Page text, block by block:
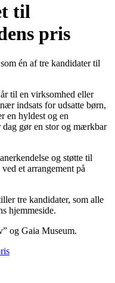
til
pris
én af tre kandidater til
til en virksomhed eller
indsats for udsatte børn,
en hyldest og en
dag gør en stor og mærkbar
og støtte til
et arrangement på
tre kandidater, som alle
hjemmeside.
og Gaia Museum.